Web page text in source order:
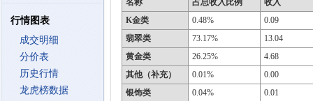
行情图表
成交明细
分价表
历史行情
龙虎榜数据
名称
占总收入比例
收入
K金类
0.48%
0.09
翡翠类
73.17%
13.04
黄金类
26.25%
4.68
其他（补充）
0.01%
0.00
银饰类
0.04%
0.01